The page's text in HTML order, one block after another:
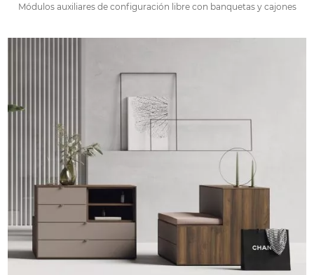
Módulos auxiliares de configuración libre con banquetas y cajones